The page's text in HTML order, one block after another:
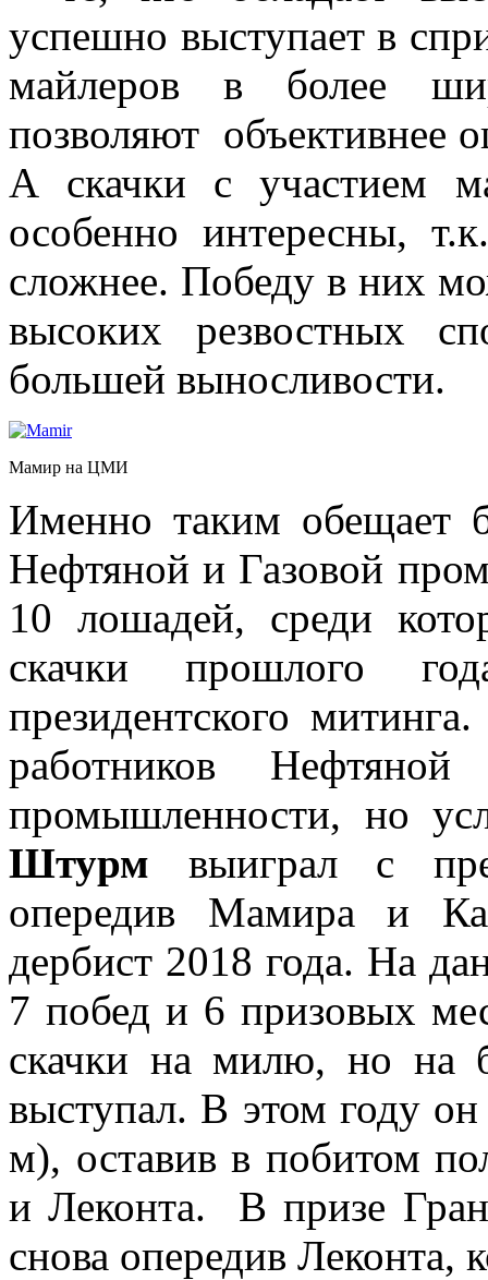
успешно выступает в
майлеров в более
позволяют объективнее
А скачки с участием
особенно интересны,
сложнее. Победу в них
высоких резвостных
большей выносливости.
Мамир на ЦМИ
Именно таким обещает
Нефтяной и Газовой
10 лошадей, среди
скачки прошлого
президентского
работников
промышленности, но
Штурм выиграл с
опередив Мамира и
дербист 2018 года. На
7 побед и 6 призовых
скачки на милю, но на
выступал. В этом году
м), оставив в побитом
и Леконта. В призе
снова опередив Леконта,